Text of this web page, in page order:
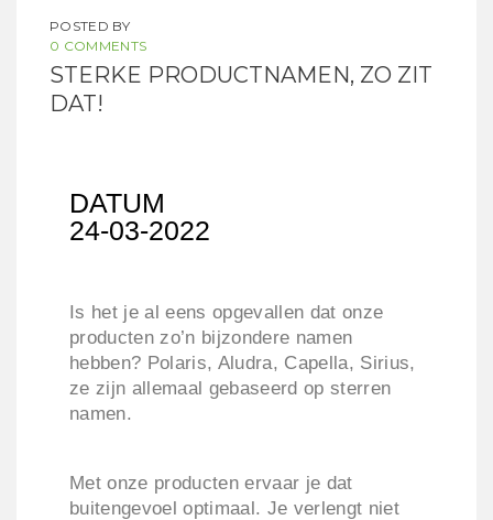
POSTED BY
0 COMMENTS
STERKE PRODUCTNAMEN, ZO ZIT
DAT!
DATUM
24-03-2022
Is het je al eens opgevallen dat onze
producten zo’n bijzondere namen
hebben? Polaris, Aludra, Capella, Sirius,
ze zijn allemaal gebaseerd op sterren
namen.
Met onze producten ervaar je dat
buitengevoel optimaal. Je verlengt niet